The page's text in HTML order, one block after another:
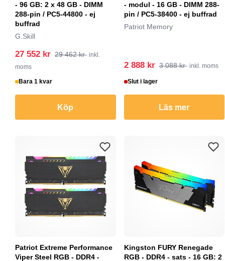
- 96 GB: 2 x 48 GB - DIMM
288-pin / PC5-44800 - ej
buffrad
G.Skill
27 552 kr 29 462 kr inkl.
moms
Bara 1 kvar
Köp
- modul - 16 GB - DIMM 288-
pin / PC5-38400 - ej buffrad
Patriot Memory
2 888 kr 3 088 kr inkl. moms
Slut i lager
Läs mer
Patriot Extreme Performance
Viper Steel RGB - DDR4 -
Kingston FURY Renegade
RGB - DDR4 - sats - 16 GB: 2